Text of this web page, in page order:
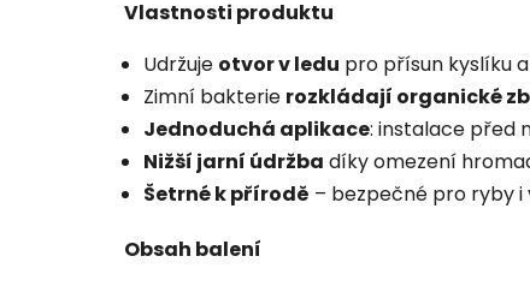
Vlastnosti produktu
Udržuje otvor v ledu pro přísun kyslíku
Zimní bakterie rozkládají organické
Jednoduchá aplikace: instalace před
Nižší jarní údržba díky omezení
Šetrné k přírodě – bezpečné pro ryby
Obsah balení